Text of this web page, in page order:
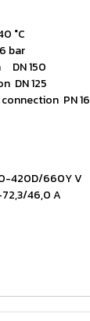
°C
bar
DN 150
DN 125
PN 16
420D/660Y V
46,0 A